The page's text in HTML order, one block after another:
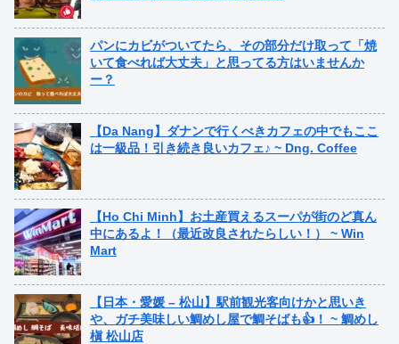
パンにカビがついてたら、その部分だけ取って「焼
いて食べれば大丈夫」と思ってる方はいませんか
ー？
【Da Nang】ダナンで行くべきカフェの中でもここ
は一級品！引き続き良いカフェ♪ ~ Dng. Coffee
【Ho Chi Minh】お土産買えるスーパが街のど真ん
中にあるよ！（最近改良されたらしい！） ~ Win
Mart
【日本・愛媛 – 松山】駅前観光客向けかと思いき
や、ガチ美味しい鯛めし屋で鯛そばも👍！ ~ 鯛めし
槇 松山店